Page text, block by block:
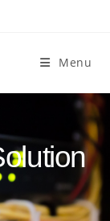
Menu